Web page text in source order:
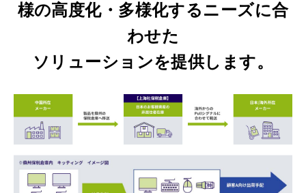
様の高度化・多様化するニーズに合
わせた
ソリューションを提供します。